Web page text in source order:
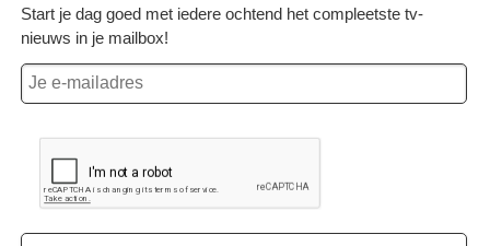
Start je dag goed met iedere ochtend het compleetste tv-
nieuws in je mailbox!